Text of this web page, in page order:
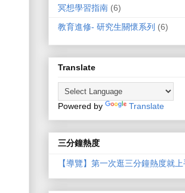
冥想學習指南 (6)
教育進修- 研究生關懷系列 (6)
Translate
Powered by Translate
三分鐘熱度
【導覽】第一次逛三分鐘熱度就